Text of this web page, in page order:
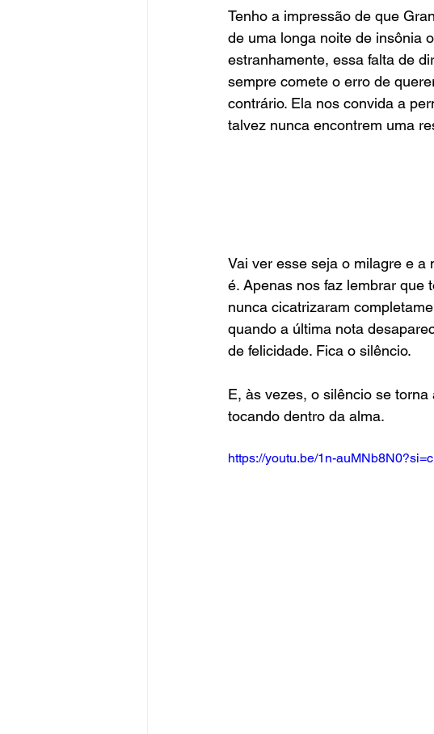
Tenho a impressão de que
de uma longa noite de insônia
estranhamente, essa falta de
sempre comete o erro de
contrário. Ela nos convida a
talvez nunca encontrem uma
Vai ver esse seja o milagre e a
é. Apenas nos faz lembrar que
nunca cicatrizaram
quando a última nota
de felicidade. Fica o silêncio.
E, às vezes, o silêncio se
tocando dentro da alma.
https://youtu.be/1n-